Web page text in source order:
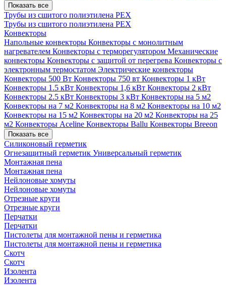
Показать все
Трубы из сшитого полиэтилена PEX
Трубы из сшитого полиэтилена PEX
Конвекторы
Напольные конвекторы Конвекторы с монолитным
нагревателем Конвекторы с терморегулятором Механические
конвекторы Конвекторы с защитой от перегрева Конвекторы с
электронным термостатом Электрические конвекторы
Конвекторы 500 Вт Конвекторы 750 вт Конвекторы 1 кВт
Конвекторы 1.5 кВт Конвекторы 1,6 кВт Конвекторы 2 кВт
Конвекторы 2.5 кВт Конвекторы 3 кВт Конвекторы на 5 м2
Конвекторы на 7 м2 Конвекторы на 8 м2 Конвекторы на 10 м2
Конвекторы на 15 м2 Конвекторы на 20 м2 Конвекторы на 25
м2 Конвекторы Aceline Конвекторы Ballu Конвекторы Breeon
Показать все
Силиконовый герметик
Огнезащитный герметик Универсальный герметик
Монтажная пена
Монтажная пена
Нейлоновые хомуты
Нейлоновые хомуты
Отрезные круги
Отрезные круги
Перчатки
Перчатки
Пистолеты для монтажной пены и герметика
Пистолеты для монтажной пены и герметика
Скотч
Скотч
Изолента
Изолента